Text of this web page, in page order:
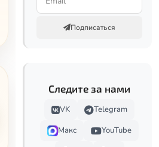
Подписаться
Следите за нами
VK
Telegram
Макс
YouTube